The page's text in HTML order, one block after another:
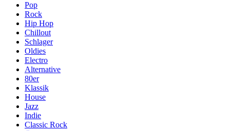
Pop
Rock
Hip Hop
Chillout
Schlager
Oldies
Electro
Alternative
80er
Klassik
House
Jazz
Indie
Classic Rock